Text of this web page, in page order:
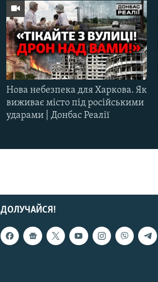
Нова небезпека для Харкова. Як
виживає місто під російськими
ударами | Донбас Реалії
ДОЛУЧАЙСЯ!